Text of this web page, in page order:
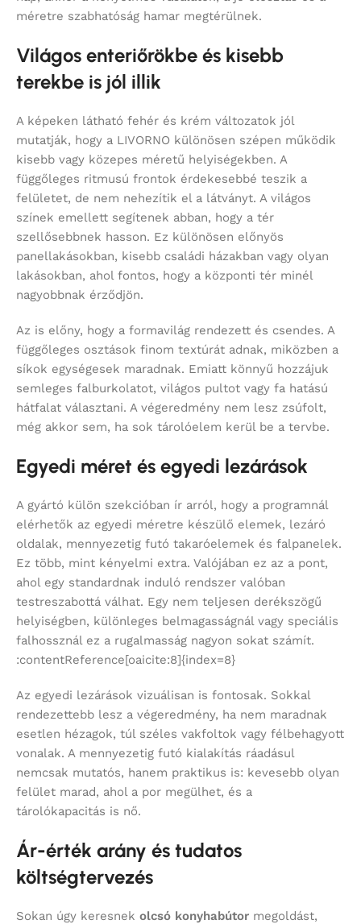
méretre szabhatóság hamar megtérülnek.
Világos enteriőrökbe és kisebb
terekbe is jól illik
A képeken látható fehér és krém változatok jól
mutatják, hogy a LIVORNO különösen szépen működik
kisebb vagy közepes méretű helyiségekben. A
függőleges ritmusú frontok érdekesebbé teszik a
felületet, de nem nehezítik el a látványt. A világos
színek emellett segítenek abban, hogy a tér
szellősebbnek hasson. Ez különösen előnyös
panellakásokban, kisebb családi házakban vagy olyan
lakásokban, ahol fontos, hogy a központi tér minél
nagyobbnak érződjön.
Az is előny, hogy a formavilág rendezett és csendes. A
függőleges osztások finom textúrát adnak, miközben a
síkok egységesek maradnak. Emiatt könnyű hozzájuk
semleges falburkolatot, világos pultot vagy fa hatású
hátfalat választani. A végeredmény nem lesz zsúfolt,
még akkor sem, ha sok tárolóelem kerül be a tervbe.
Egyedi méret és egyedi lezárások
A gyártó külön szekcióban ír arról, hogy a programnál
elérhetők az egyedi méretre készülő elemek, lezáró
oldalak, mennyezetig futó takaróelemek és falpanelek.
Ez több, mint kényelmi extra. Valójában ez az a pont,
ahol egy standardnak induló rendszer valóban
testreszabottá válhat. Egy nem teljesen derékszögű
helyiségben, különleges belmagasságnál vagy speciális
falhossznál ez a rugalmasság nagyon sokat számít.
:contentReference[oaicite:8]{index=8}
Az egyedi lezárások vizuálisan is fontosak. Sokkal
rendezettebb lesz a végeredmény, ha nem maradnak
esetlen hézagok, túl széles vakfoltok vagy félbehagyott
vonalak. A mennyezetig futó kialakítás ráadásul
nemcsak mutatós, hanem praktikus is: kevesebb olyan
felület marad, ahol a por megülhet, és a
tárolókapacitás is nő.
Ár-érték arány és tudatos
költségtervezés
Sokan úgy keresnek olcsó konyhabútor megoldást,